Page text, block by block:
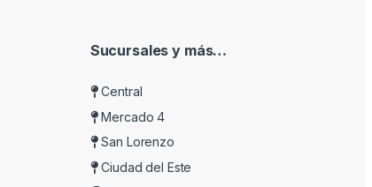
Sucursales y más…
Central
Mercado 4
San Lorenzo
Ciudad del Este